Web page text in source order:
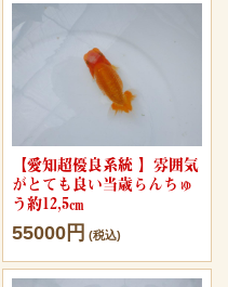
【愛知超優良系統 】雰囲気
がとても良い当歳らんちゅ
う約12,5㎝
55000円 (税込)